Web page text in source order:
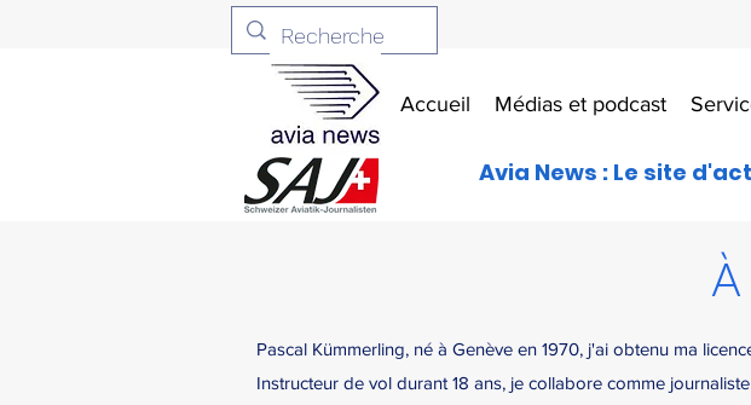
Accueil Médias et podcast
Avia News : Le site
Pascal Kümmerling, né à Genève en 1970, j'ai obtenu ma
Instructeur de vol durant 18 ans, je collabore comme